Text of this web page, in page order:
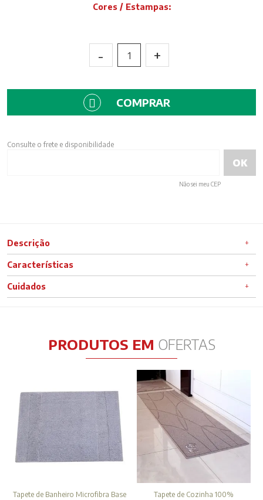
Cores / Estampas:
- 1 +
COMPRAR
Consulte o frete e disponibilidade
Não sei meu CEP
Descrição
Características
Cuidados
PRODUTOS EM OFERTAS
Tapete de Banheiro Microfibra Base
Tapete de Cozinha 100%